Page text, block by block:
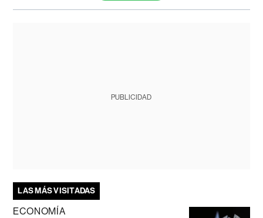
PUBLICIDAD
LAS MÁS VISITADAS
ECONOMÍA